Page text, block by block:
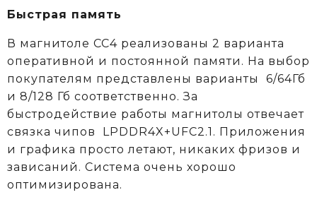
Быстрая память
В магнитоле CC4 реализованы 2 варианта
оперативной и постоянной памяти. На выбор
покупателям представлены варианты 6/64Гб
и 8/128 Гб соответственно. За
быстродействие работы магнитолы отвечает
связка чипов LPDDR4X+UFC2.1. Приложения
и графика просто летают, никаких фризов и
зависаний. Система очень хорошо
оптимизирована.